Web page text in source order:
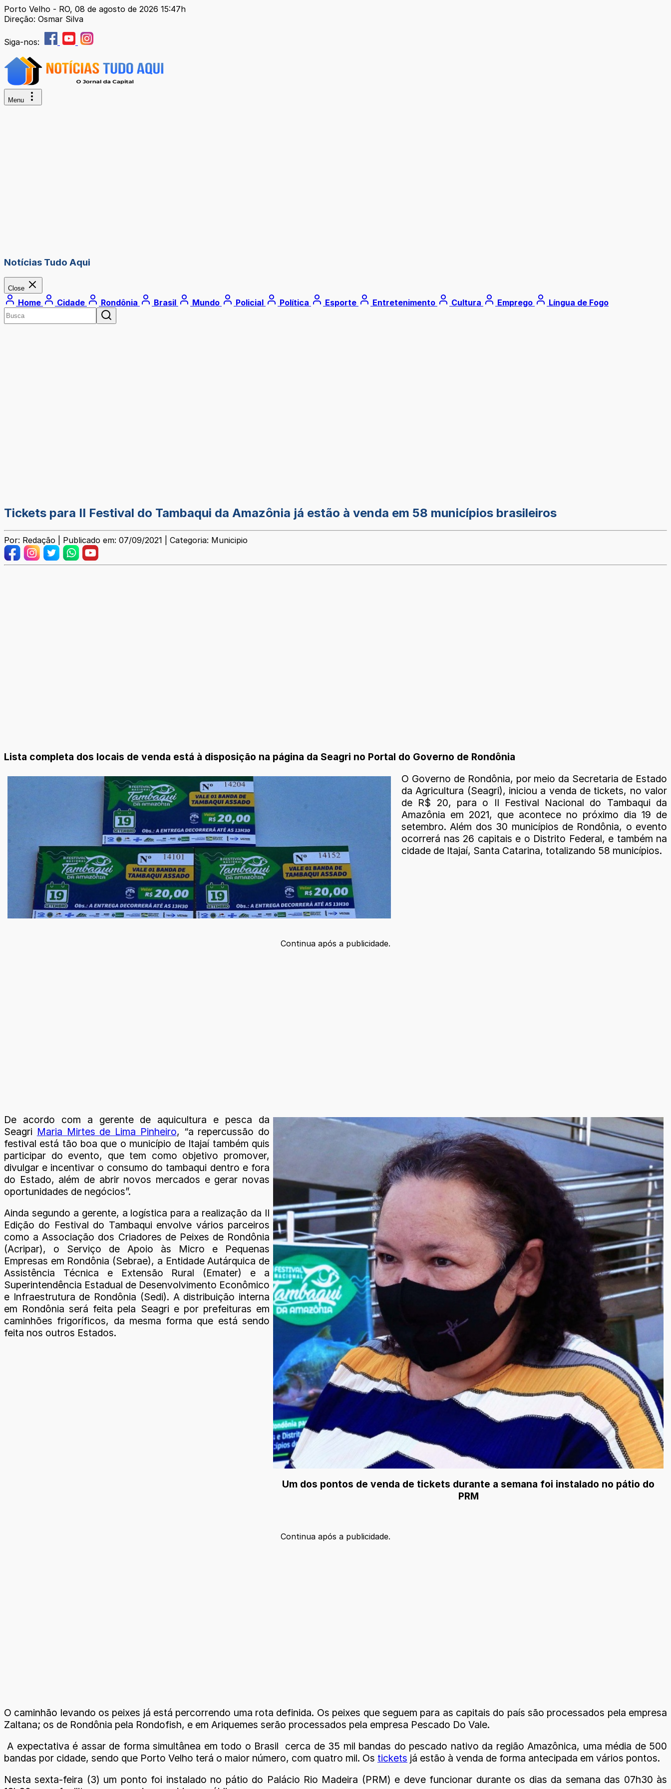
Porto Velho - RO, 08 de agosto de 2026 15:47h
Direção: Osmar Silva
Siga-nos:
Menu
Notícias Tudo Aqui
Close
Home Cidade Rondônia Brasil Mundo Policial Política Esporte Entretenimento Cultura Emprego Língua de Fogo
Tickets para II Festival do Tambaqui da Amazônia já estão à venda em 58 municípios brasileiros
Por: Redação | Publicado em: 07/09/2021 | Categoria: Municipio
Lista completa dos locais de venda está à disposição na página da Seagri no Portal do Governo de Rondônia
O Governo de Rondônia, por meio da Secretaria de Estado
da Agricultura (Seagri), iniciou a venda de tickets, no valor
de R$ 20, para o II Festival Nacional do Tambaqui da
Amazônia em 2021, que acontece no próximo dia 19 de
setembro. Além dos 30 municípios de Rondônia, o evento
ocorrerá nas 26 capitais e o Distrito Federal, e também na
cidade de Itajaí, Santa Catarina, totalizando 58 municípios.
Continua após a publicidade.
Um dos pontos de venda de tickets durante a semana foi instalado no pátio do
PRM
De acordo com a gerente de aquicultura e pesca da
Seagri Maria Mirtes de Lima Pinheiro, “a repercussão do
festival está tão boa que o município de Itajaí também quis
participar do evento, que tem como objetivo promover,
divulgar e incentivar o consumo do tambaqui dentro e fora
do Estado, além de abrir novos mercados e gerar novas
oportunidades de negócios”.
Ainda segundo a gerente, a logística para a realização da II
Edição do Festival do Tambaqui envolve vários parceiros
como a Associação dos Criadores de Peixes de Rondônia
(Acripar), o Serviço de Apoio às Micro e Pequenas
Empresas em Rondônia (Sebrae), a Entidade Autárquica de
Assistência Técnica e Extensão Rural (Emater) e a
Superintendência Estadual de Desenvolvimento Econômico
e Infraestrutura de Rondônia (Sedi). A distribuição interna
em Rondônia será feita pela Seagri e por prefeituras em
caminhões frigoríficos, da mesma forma que está sendo
feita nos outros Estados.
Continua após a publicidade.
O caminhão levando os peixes já está percorrendo uma rota definida. Os peixes que seguem para as capitais do país são processados pela empresa
Zaltana; os de Rondônia pela Rondofish, e em Ariquemes serão processados pela empresa Pescado Do Vale.
A expectativa é assar de forma simultânea em todo o Brasil cerca de 35 mil bandas do pescado nativo da região Amazônica, uma média de 500
bandas por cidade, sendo que Porto Velho terá o maior número, com quatro mil. Os tickets já estão à venda de forma antecipada em vários pontos.
Nesta sexta-feira (3) um ponto foi instalado no pátio do Palácio Rio Madeira (PRM) e deve funcionar durante os dias da semana das 07h30 às